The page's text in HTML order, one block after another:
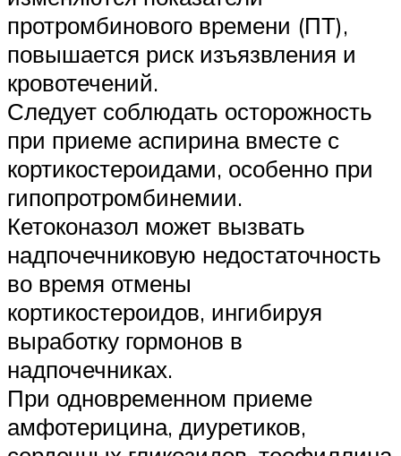
протромбинового времени (ПТ),
повышается риск изъязвления и
кровотечений.
Следует соблюдать осторожность
при приеме аспирина вместе с
кортикостероидами, особенно при
гипопротромбинемии.
Кетоконазол может вызвать
надпочечниковую недостаточность
во время отмены
кортикостероидов, ингибируя
выработку гормонов в
надпочечниках.
При одновременном приеме
амфотерицина, диуретиков,